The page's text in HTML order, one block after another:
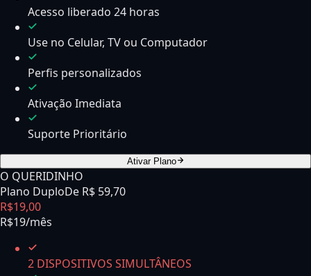
Acesso liberado 24 horas
Use no Celular, TV ou Computador
Perfis personalizados
Ativação Imediata
Suporte Prioritário
Ativar Plano
O QUERIDINHO
Plano DuploDe R$ 59,70
R$19,00
R$19/mês
2 DISPOSITIVOS SIMULTÂNEOS